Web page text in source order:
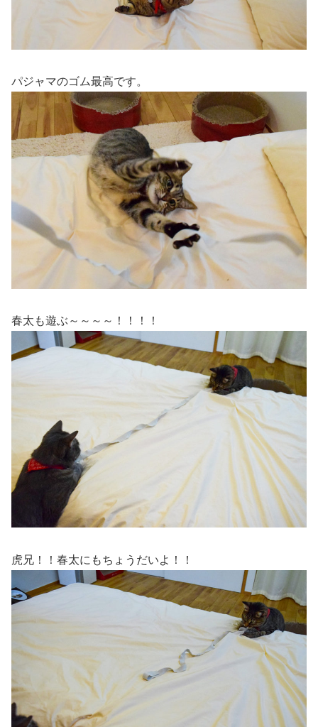
パジャマのゴム最高です。
春太も遊ぶ～～～～！！！！
虎兄！！春太にもちょうだいよ！！